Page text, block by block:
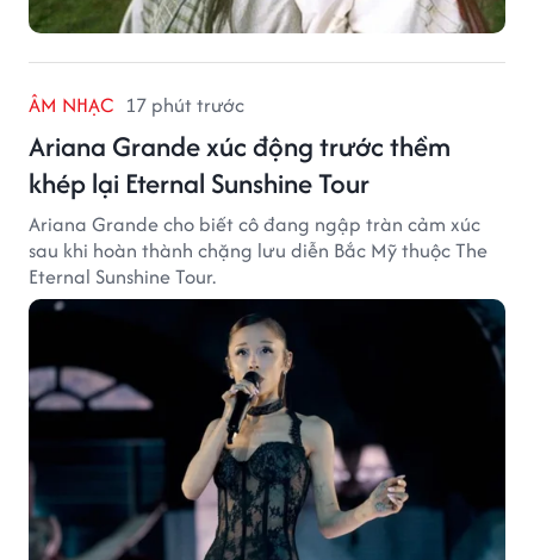
ÂM NHẠC 17 phút trước
Ariana Grande xúc động trước thềm
khép lại Eternal Sunshine Tour
Ariana Grande cho biết cô đang ngập tràn cảm xúc
sau khi hoàn thành chặng lưu diễn Bắc Mỹ thuộc The
Eternal Sunshine Tour.